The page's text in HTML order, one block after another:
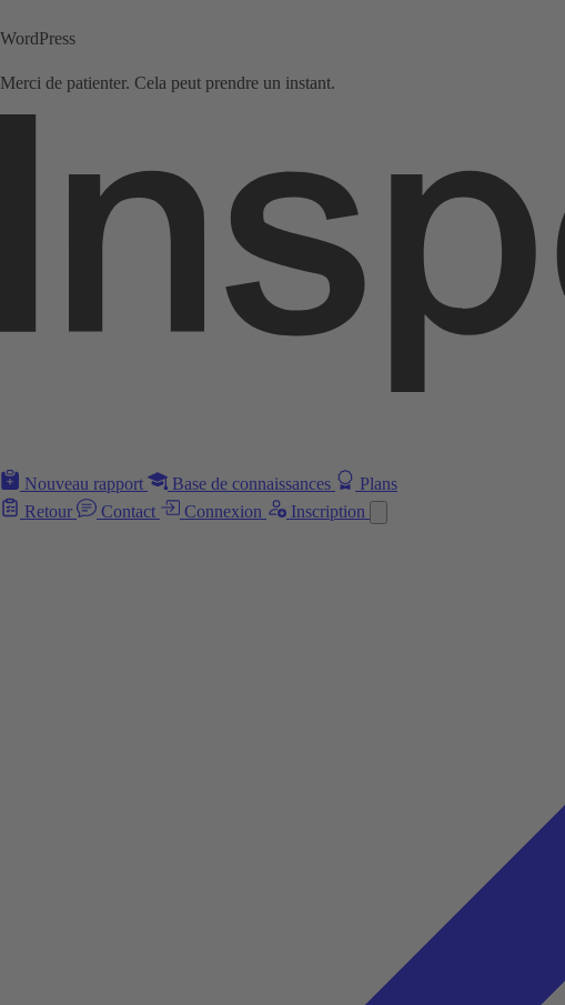
WordPress
Merci de patienter. Cela peut prendre un instant.
Nouveau rapport Base de connaissances
Plans
Retour
Contact Connexion Inscription